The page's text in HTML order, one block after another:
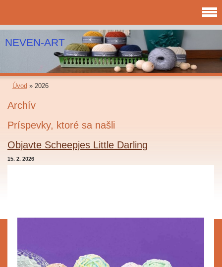
NEVEN-ART
Úvod » 2026
Archív
Príspevky, ktoré sa našli
Objavte Scheepjes Little Darling
15. 2. 2026